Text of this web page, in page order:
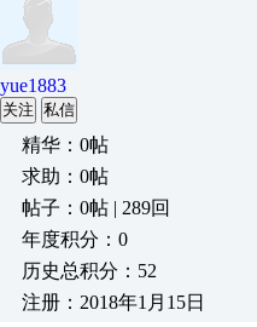
yue1883
关注 私信
精华：0帖
求助：0帖
帖子：0帖 | 289回
年度积分：0
历史总积分：52
注册：2018年1月15日